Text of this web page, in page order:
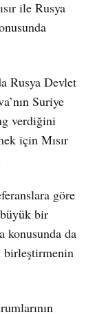
ile Rusya
Rusya Devlet
Suriye
verdiğini
için Mısır
göre
bir
konusunda da
birleştirmenin